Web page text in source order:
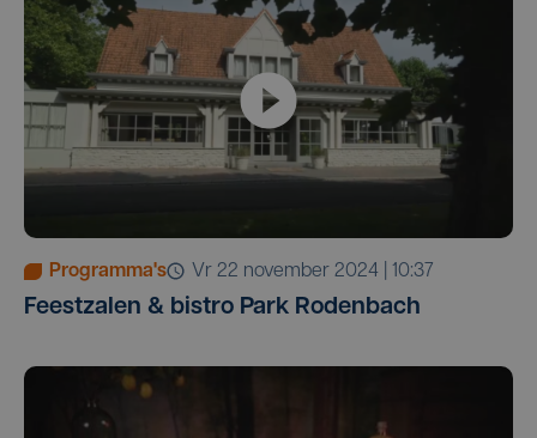
Programma's vr 22 november 2024 | 10:37
Feestzalen & bistro Park Rodenbach